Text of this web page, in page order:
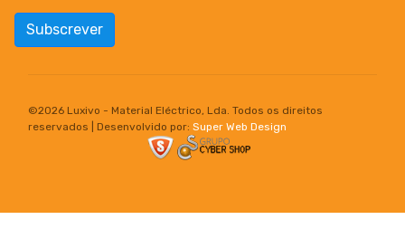
Subscrever
©2026 Luxivo - Material Eléctrico, Lda. Todos os direitos
reservados | Desenvolvido por: Super Web Design